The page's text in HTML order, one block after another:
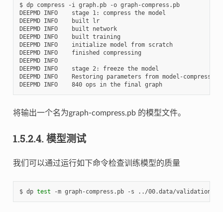
$ dp compress -i graph.pb -o graph-compress.pb
DEEPMD INFO    stage 1: compress the model
DEEPMD INFO    built lr
DEEPMD INFO    built network
DEEPMD INFO    built training
DEEPMD INFO    initialize model from scratch
DEEPMD INFO    finished compressing
DEEPMD INFO
DEEPMD INFO    stage 2: freeze the model
DEEPMD INFO    Restoring parameters from model-
DEEPMD INFO    840 ops in the final graph
将输出一个名为graph-compress.pb 的模型文件。
1.5.2.4. 模型测试
我们可以通过运行如下命令检查训练模型的质量
$ dp test -m graph-compress.pb -s ../00.data/